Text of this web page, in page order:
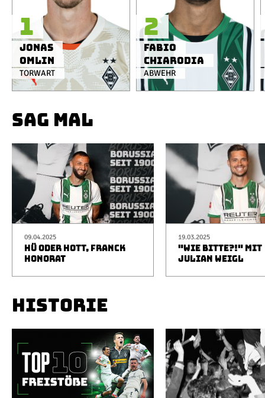
TORWART
Jonas
Omlin
1
ABWEHR
Fabio
Chiarodia
2
SAG MAL
09.04.2025
HÜ ODER HOTT, FRANCK
HONORAT
19.03.2025
"WIE BITTE?!" MIT
JULIAN WEIGL
HISTORIE